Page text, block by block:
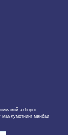
ахборот
маълумотнинг манбаи